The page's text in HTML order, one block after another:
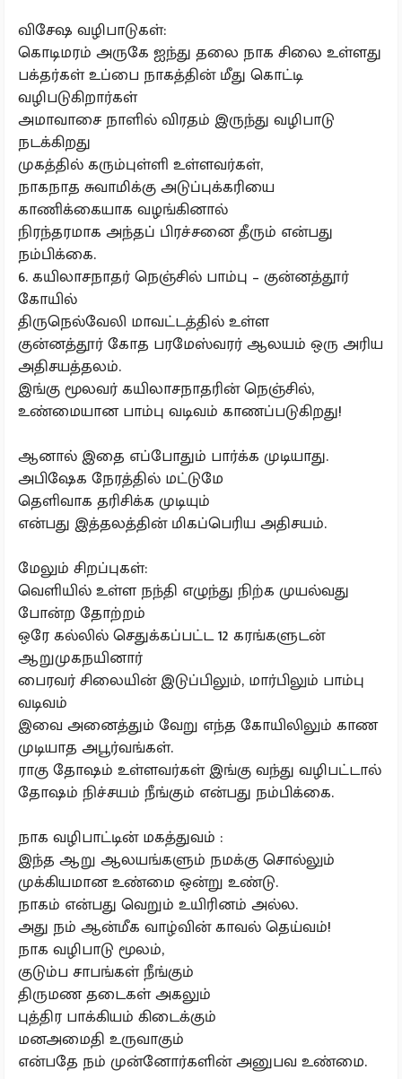
விசேஷ வழிபாடுகள்:
கொடிமரம் அருகே ஐந்து தலை நாக சிலை உள்ளது
பக்தர்கள் உப்பை நாகத்தின் மீது கொட்டி
வழிபடுகிறார்கள்
அமாவாசை நாளில் விரதம் இருந்து வழிபாடு
நடக்கிறது
முகத்தில் கரும்புள்ளி உள்ளவர்கள்,
நாகநாத சுவாமிக்கு அடுப்புக்கரியை
காணிக்கையாக வழங்கினால்
நிரந்தரமாக அந்தப் பிரச்சனை தீரும் என்பது
நம்பிக்கை.
6. கயிலாசநாதர் நெஞ்சில் பாம்பு – குன்னத்தூர்
கோயில்
திருநெல்வேலி மாவட்டத்தில் உள்ள
குன்னத்தூர் கோத பரமேஸ்வரர் ஆலயம் ஒரு அரிய
அதிசயத்தலம்.
இங்கு மூலவர் கயிலாசநாதரின் நெஞ்சில்,
உண்மையான பாம்பு வடிவம் காணப்படுகிறது!
ஆனால் இதை எப்போதும் பார்க்க முடியாது.
அபிஷேக நேரத்தில் மட்டுமே
தெளிவாக தரிசிக்க முடியும்
என்பது இத்தலத்தின் மிகப்பெரிய அதிசயம்.
மேலும் சிறப்புகள்:
வெளியில் உள்ள நந்தி எழுந்து நிற்க முயல்வது
போன்ற தோற்றம்
ஒரே கல்லில் செதுக்கப்பட்ட 12 கரங்களுடன்
ஆறுமுகநயினார்
பைரவர் சிலையின் இடுப்பிலும், மார்பிலும் பாம்பு
வடிவம்
இவை அனைத்தும் வேறு எந்த கோயிலிலும் காண
முடியாத அபூர்வங்கள்.
ராகு தோஷம் உள்ளவர்கள் இங்கு வந்து வழிபட்டால்
தோஷம் நிச்சயம் நீங்கும் என்பது நம்பிக்கை.
நாக வழிபாட்டின் மகத்துவம் :
இந்த ஆறு ஆலயங்களும் நமக்கு சொல்லும்
முக்கியமான உண்மை ஒன்று உண்டு.
நாகம் என்பது வெறும் உயிரினம் அல்ல.
அது நம் ஆன்மீக வாழ்வின் காவல் தெய்வம்!
நாக வழிபாடு மூலம்,
குடும்ப சாபங்கள் நீங்கும்
திருமண தடைகள் அகலும்
புத்திர பாக்கியம் கிடைக்கும்
மனஅமைதி உருவாகும்
என்பதே நம் முன்னோர்களின் அனுபவ உண்மை.